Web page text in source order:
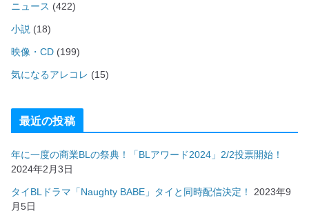
ニュース (422)
小説 (18)
映像・CD (199)
気になるアレコレ (15)
最近の投稿
年に一度の商業BLの祭典！「BLアワード2024」2/2投票開始！
2024年2月3日
タイBLドラマ「Naughty BABE」タイと同時配信決定！
2023年9
月5日